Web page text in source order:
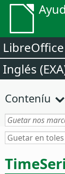
LibreOffice
Inglés
Conteníu